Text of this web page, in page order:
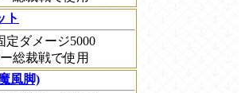
ト
定ダメージ5000
総裁戦で使用
風脚)